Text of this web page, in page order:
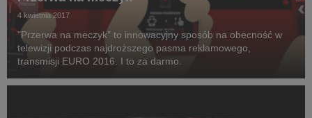
4 kwietnia 2017
"Przerwa na meczyk” to innowacyjny sposób na obecność w
telewizji podczas najdroższego pasma reklamowego,
transmisji EURO 2016. I to za darmo.